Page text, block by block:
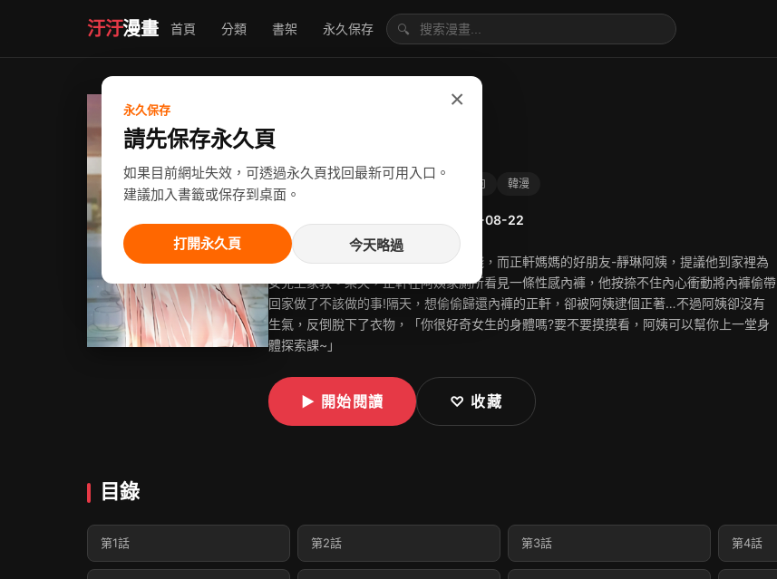
汙汙漫畫 首頁 分類 書架 永久保存 🔍
×
永久保存
請先保存永久頁
如果目前網址失效，可透過永久頁找回最新可用入口。
建議加入書籤或保存到桌面。
打開永久頁 今天略過
作者：XIX&漢水
長篇 熟女 巨乳 內射 劇情向 韓漫
2023-08-22
剛退伍的正軒，想找超商打工賺零用錢，而正軒媽媽的好朋友-靜琳阿姨，提議他到家裡為
女兒上家教。某天，正軒在阿姨家廁所看見一條性感內褲，他按捺不住內心衝動將內褲偷帶
回家做了不該做的事!隔天，想偷偷歸還內褲的正軒，卻被阿姨逮個正著…不過阿姨卻沒有
生氣，反倒脫下了衣物，「你很好奇女生的身體嗎?要不要摸摸看，阿姨可以幫你上一堂身
體探索課~」
▶ 開始閱讀 ♡ 收藏
目錄
第1話 第2話 第3話 第4話